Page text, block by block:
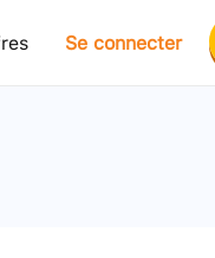
Se connecter